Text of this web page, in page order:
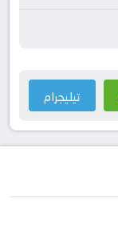
تيليجرام